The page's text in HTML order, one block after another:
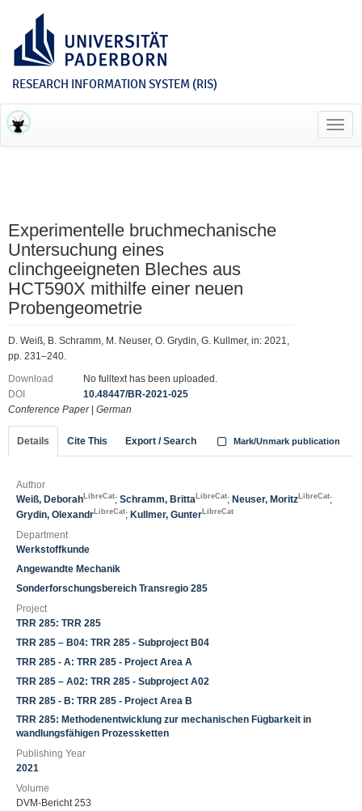
RESEARCH INFORMATION SYSTEM (RIS)
Experimentelle bruchmechanische
Untersuchung eines
clinchgeeigneten Bleches aus
HCT590X mithilfe einer neuen
Probengeometrie
D. Weiß, B. Schramm, M. Neuser, O. Grydin, G. Kullmer, in: 2021,
pp. 231–240.
Download
No fulltext has been uploaded.
DOI
10.48447/BR-2021-025
Conference Paper| German
Details Cite This Export / Search Mark/Unmark publication
Author
Weiß, Deborah LibreCat; Schramm, Britta LibreCat; Neuser, Moritz LibreCat;
Grydin, Olexandr LibreCat; Kullmer, Gunter LibreCat
Department
Werkstoffkunde
Angewandte Mechanik
Sonderforschungsbereich Transregio 285
Project
TRR 285: TRR 285
TRR 285 – B04: TRR 285 - Subproject B04
TRR 285 - A: TRR 285 - Project Area A
TRR 285 – A02: TRR 285 - Subproject A02
TRR 285 - B: TRR 285 - Project Area B
TRR 285: Methodenentwicklung zur mechanischen Fügbarkeit in
wandlungsfähigen Prozessketten
Publishing Year
2021
Volume
DVM-Bericht 253